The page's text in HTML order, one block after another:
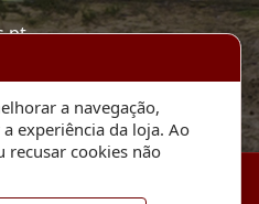
de comercio eletronico.
a navegação,
experiência da loja. Ao
recusar cookies não